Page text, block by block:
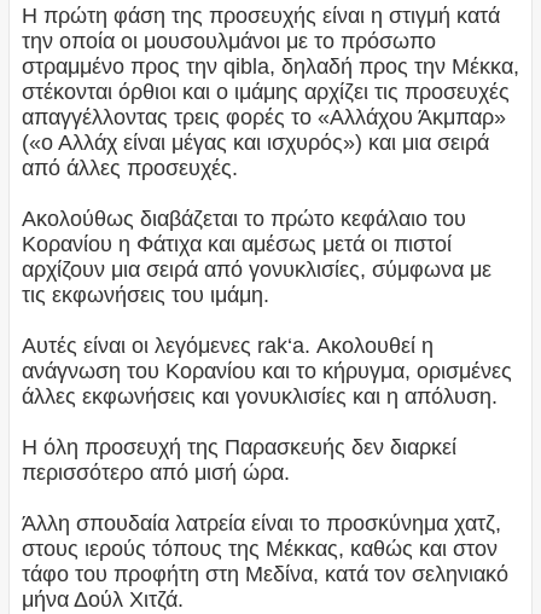
Η πρώτη φάση της προσευχής είναι η στιγμή κατά
την οποία οι μουσουλμάνοι με το πρόσωπο
στραμμένο προς την qibla, δηλαδή προς την Μέκκα,
στέκονται όρθιοι και ο ιμάμης αρχίζει τις προσευχές
απαγγέλλοντας τρεις φορές το «Αλλάχου Άκμπαρ»
(«ο Αλλάχ είναι μέγας και ισχυρός») και μια σειρά
από άλλες προσευχές.
Ακολούθως διαβάζεται το πρώτο κεφάλαιο του
Κορανίου η Φάτιχα και αμέσως μετά οι πιστοί
αρχίζουν μια σειρά από γονυκλισίες, σύμφωνα με
τις εκφωνήσεις του ιμάμη.
Αυτές είναι οι λεγόμενες rak‘a. Ακολουθεί η
ανάγνωση του Κορανίου και το κήρυγμα, ορισμένες
άλλες εκφωνήσεις και γονυκλισίες και η απόλυση.
Η όλη προσευχή της Παρασκευής δεν διαρκεί
περισσότερο από μισή ώρα.
Άλλη σπουδαία λατρεία είναι το προσκύνημα χατζ,
στους ιερούς τόπους της Μέκκας, καθώς και στον
τάφο του προφήτη στη Μεδίνα, κατά τον σεληνιακό
μήνα Δούλ Χιτζά.